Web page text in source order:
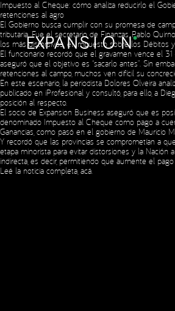
Impuesto al Cheque: cómo analiza reducirlo el
retenciones al agro
El Gobierno busca cumplir con su promesa de
tributaria. Fue el secretario de Finanzas, Pablo
los más distorsivos: el Impuesto sobre los Débitos
El funcionario recordó que el gravamen vence el
aseguró que el objetivo es “sacarlo antes”. Sin
retenciones al campo, muchos ven difícil su
En este escenario, la periodista Dolores Olveira
publicado en iProfesional y consultó, para ello, a
posición al respecto.
El socio de Expansion Business aseguró que es
denominado Impuesto al Cheque como pago a
Ganancias, como pasó en el gobierno de Mauricio
Y recordó que las provincias se comprometían a
etapa minorista para evitar distorsiones y la Nación
indirecta, es decir, permitiendo que aumente el pago
Leé la noticia completa, acá
Copyright © 2023 Expansion.All rights
Social Media